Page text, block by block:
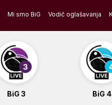
Mi smo BiG Vodič oglašavanja
BiG 3 BiG 4